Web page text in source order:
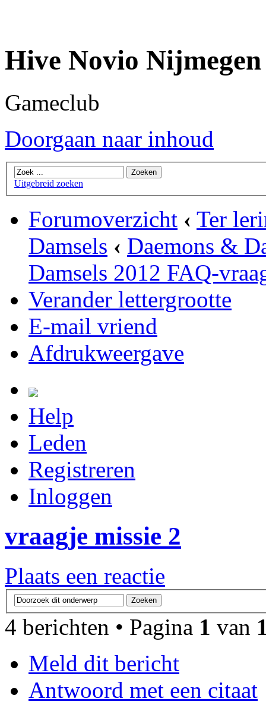
Hive Novio Nijmegen
Gameclub
Doorgaan naar inhoud
Uitgebreid zoeken
Forumoverzicht ‹ Ter
Damsels ‹ Daemons &
Damsels 2012 FAQ-
Verander lettergrootte
E-mail vriend
Afdrukweergave
Help
Leden
Registreren
Inloggen
vraagje missie 2
Plaats een reactie
4 berichten • Pagina 1 van
Meld dit bericht
Antwoord met een citaat